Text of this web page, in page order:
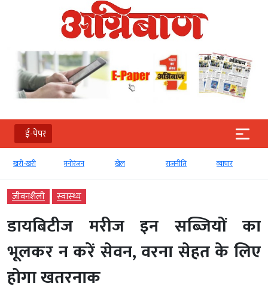
ई-पेपर
खरी-खरी मनोरंजन खेल राजनीति व्‍यापार
जीवनशैली स्‍वास्‍थ्‍य
डायबिटीज मरीज इन सब्जियों का
भूलकर न करें सेवन, वरना सेहत के लिए
होगा खतरनाक